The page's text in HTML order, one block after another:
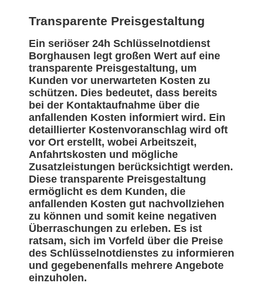
Transparente Preisgestaltung
Ein seriöser 24h Schlüsselnotdienst
Borghausen legt großen Wert auf eine
transparente Preisgestaltung, um
Kunden vor unerwarteten Kosten zu
schützen. Dies bedeutet, dass bereits
bei der Kontaktaufnahme über die
anfallenden Kosten informiert wird. Ein
detaillierter Kostenvoranschlag wird oft
vor Ort erstellt, wobei Arbeitszeit,
Anfahrtskosten und mögliche
Zusatzleistungen berücksichtigt werden.
Diese transparente Preisgestaltung
ermöglicht es dem Kunden, die
anfallenden Kosten gut nachvollziehen
zu können und somit keine negativen
Überraschungen zu erleben. Es ist
ratsam, sich im Vorfeld über die Preise
des Schlüsselnotdienstes zu informieren
und gegebenenfalls mehrere Angebote
einzuholen.